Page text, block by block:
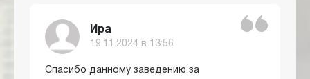
Ира
19.11.2024 в 13:56
Спасибо данному заведению за